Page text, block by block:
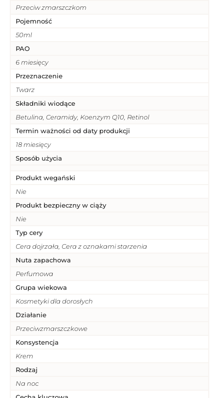
Przeciw zmarszczkom
Pojemność
50ml
PAO
6 miesięcy
Przeznaczenie
Twarz
Składniki wiodące
Betulina, Ceramidy, Koenzym Q10, Retinol
Termin ważności od daty produkcji
18 miesięcy
Sposób użycia
Produkt wegański
Nie
Produkt bezpieczny w ciąży
Nie
Typ cery
Cera dojrzała, Cera z oznakami starzenia
Nuta zapachowa
Perfumowa
Grupa wiekowa
Kosmetyki dla dorosłych
Działanie
Przeciwzmarszczkowe
Konsystencja
Krem
Rodzaj
Na noc